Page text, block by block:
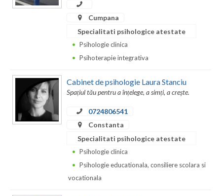
Olt
Suceava
Cumpana
Specialitati psihologice atestate
Psihologie clinica
Psihoterapie integrativa
Cabinet de psihologie Laura Stanciu
Spațiul tău pentru a înțelege, a simți, a crește.
0724806541
Constanta
Specialitati psihologice atestate
Psihologie clinica
Psihologie educationala, consiliere scolara si
vocationala